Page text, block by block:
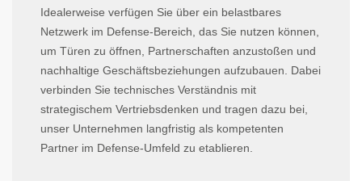
Idealerweise verfügen Sie über ein belastbares
Netzwerk im Defense-Bereich, das Sie nutzen können,
um Türen zu öffnen, Partnerschaften anzustoßen und
nachhaltige Geschäftsbeziehungen aufzubauen. Dabei
verbinden Sie technisches Verständnis mit
strategischem Vertriebsdenken und tragen dazu bei,
unser Unternehmen langfristig als kompetenten
Partner im Defense-Umfeld zu etablieren.